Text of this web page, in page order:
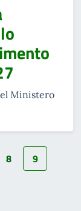
Ministero
8
9